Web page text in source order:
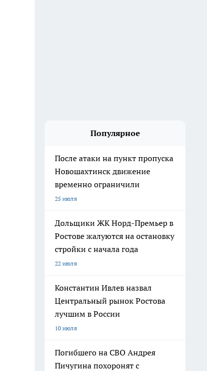
Популярное
После атаки на пункт пропуска
Новошахтинск движение
временно ограничили
25 июля
Дольщики ЖК Норд-Премьер в
Ростове жалуются на остановку
стройки с начала года
22 июля
Константин Ивлев назвал
Центральный рынок Ростова
лучшим в России
10 июля
Погибшего на СВО Андрея
Пичугина похоронят с